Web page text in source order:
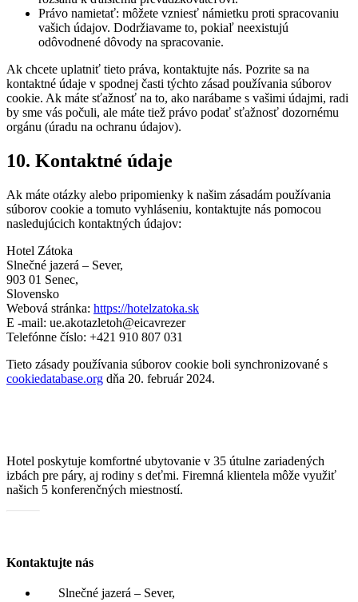
Právo namietať: môžete vzniesť námietku proti spracovaniu
vašich údajov. Dodržiavame to, pokiaľ neexistujú
odôvodnené dôvody na spracovanie.
Ak chcete uplatniť tieto práva, kontaktujte nás. Pozrite sa na
kontaktné údaje v spodnej časti týchto zásad používania súborov
cookie. Ak máte sťažnosť na to, ako narábame s vašimi údajmi, radi
by sme vás počuli, ale máte tiež právo podať sťažnosť dozornému
orgánu (úradu na ochranu údajov).
10. Kontaktné údaje
Ak máte otázky alebo pripomienky k našim zásadám používania
súborov cookie a tomuto vyhláseniu, kontaktujte nás pomocou
nasledujúcich kontaktných údajov:
Hotel Zátoka
Slnečné jazerá – Sever,
903 01 Senec,
Slovensko
Webová stránka: https://hotelzatoka.sk
E -mail: ue.akotazletoh@eicavrezer
Telefónne číslo: +421 910 807 031
Tieto zásady používania súborov cookie boli synchronizované s
cookiedatabase.org dňa 20. február 2024.
Hotel poskytuje komfortné ubytovanie v 35 útulne zariadených
izbách pre páry, aj rodiny s deťmi. Firemná klientela môže využiť
našich 5 konferenčných miestností.
Kontaktujte nás
Slnečné jazerá – Sever,